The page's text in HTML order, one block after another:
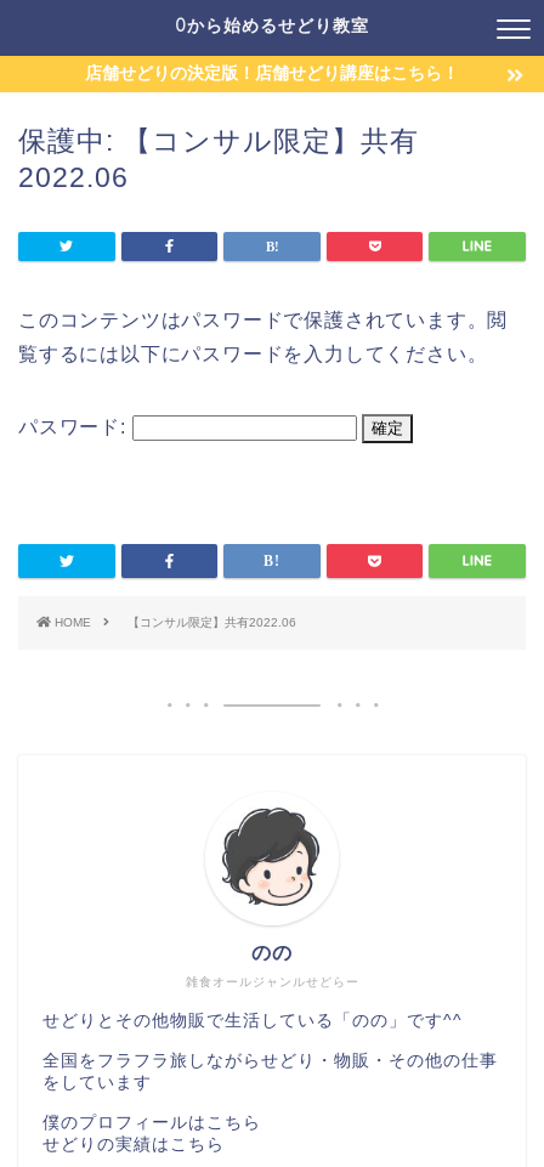
0から始めるせどり教室
店舗せどりの決定版！店舗せどり講座はこちら！
保護中: 【コンサル限定】共有
2022.06
このコンテンツはパスワードで保護されています。閲
覧するには以下にパスワードを入力してください。
パスワード:
HOME 【コンサル限定】共有2022.06
雑食オールジャンルせどらー
のの
せどりとその他物販で生活している「のの」です^^
全国をフラフラ旅しながらせどり・物販・その他の仕事
をしています
僕のプロフィールは こちら
せどりの実績は こちら